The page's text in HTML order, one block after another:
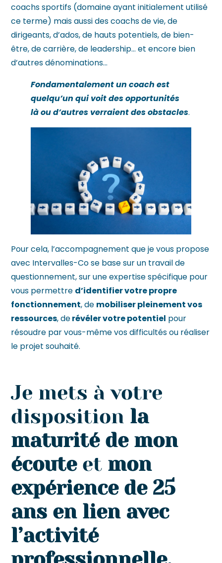
coachs sportifs (domaine ayant initialement utilisé
ce terme) mais aussi des coachs de vie, de
dirigeants, d’ados, de hauts potentiels, de bien-
être, de carrière, de leadership… et encore bien
d’autres dénominations…
Fondamentalement un coach est
quelqu’un qui voit des opportunités
là ou d’autres verraient des obstacles.
Pour cela, l’accompagnement que je vous propose
avec Intervalles-Co se base sur un travail de
questionnement, sur une expertise spécifique pour
vous permettre d’identifier votre propre
fonctionnement, de mobiliser pleinement vos
ressources, derévéler votre potentiel pour
résoudre par vous-même vos difficultés ou réaliser
le projet souhaité.
Je mets à votre
disposition la
maturité de mon
écouteet mon
expérience de 25
ans en lien avec
l’activité